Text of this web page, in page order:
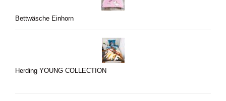
Bettwäsche Einhorn
Herding YOUNG COLLECTION